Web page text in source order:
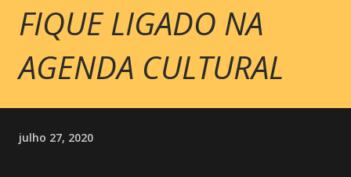
FIQUE LIGADO NA
AGENDA CULTURAL
julho 27, 2020